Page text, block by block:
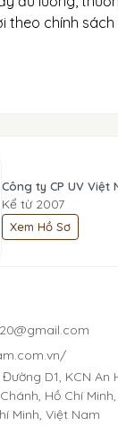
theo chính
Công ty CP UV Việt
Kể từ 2007
Xem Hồ Sơ
Đường D1, KCN An
Hồ Chí
Minh, Việt Nam